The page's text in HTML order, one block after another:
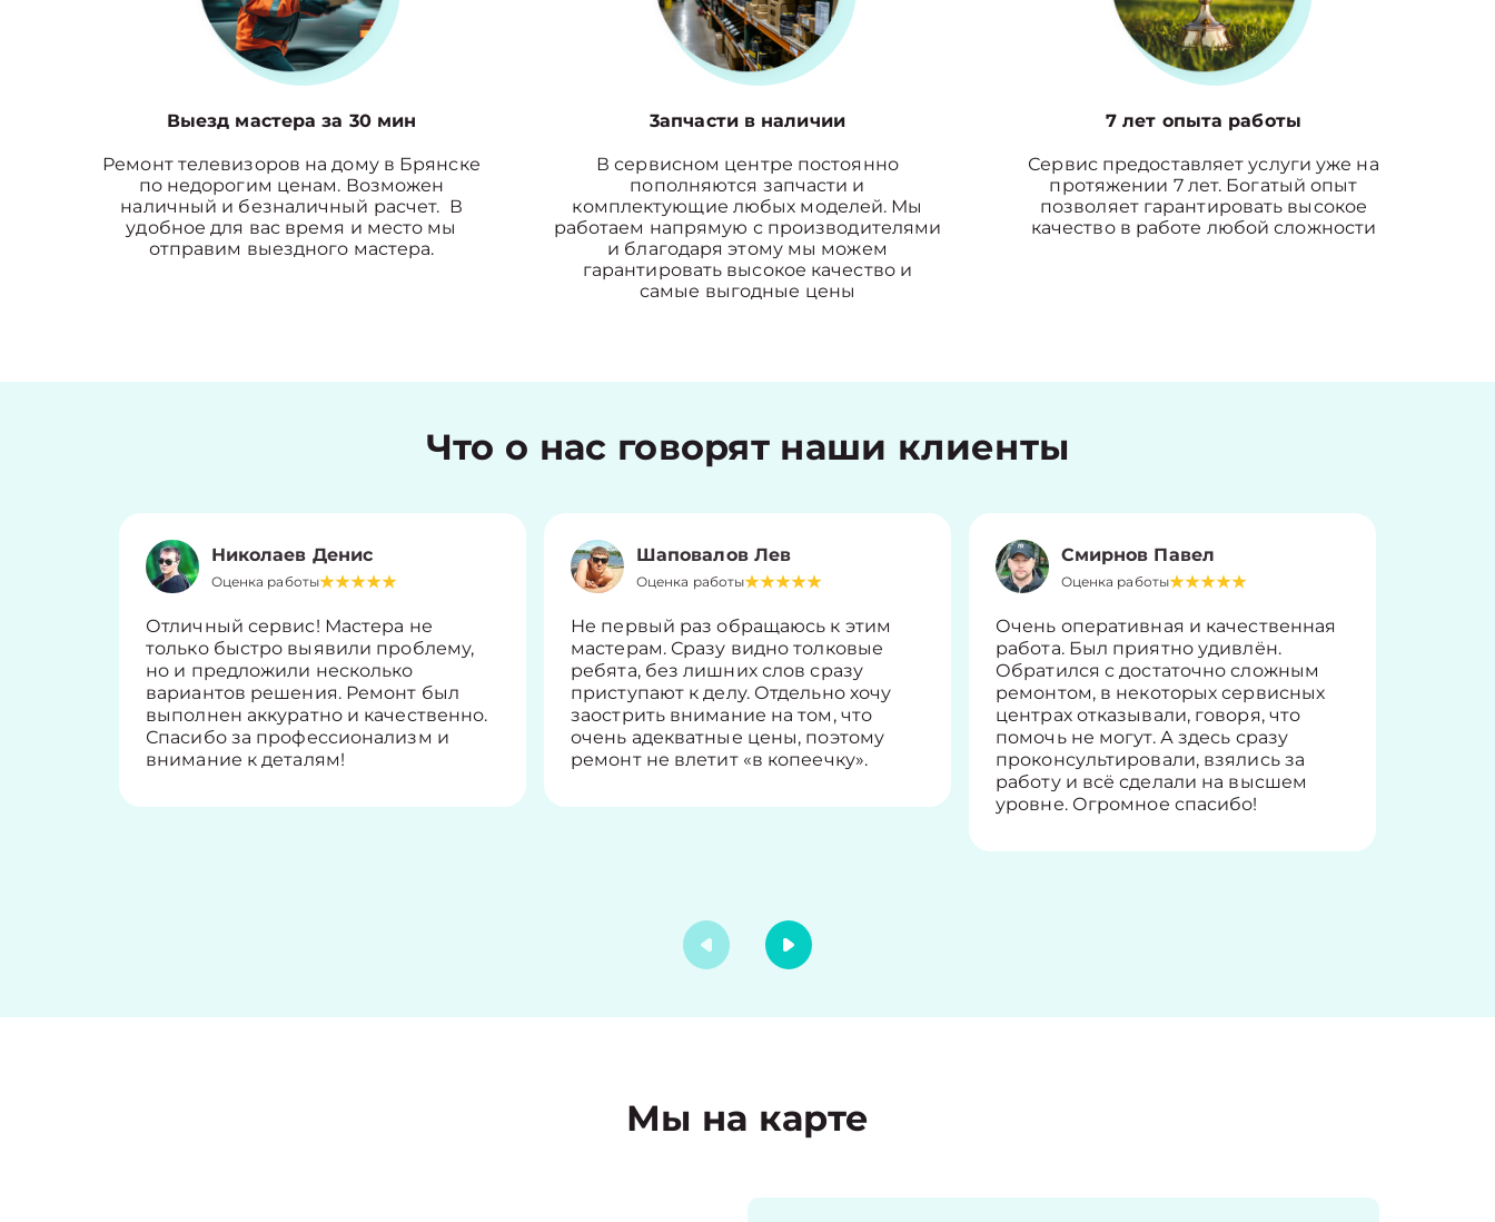
Выезд мастера за 30 мин
Ремонт телевизоров на дому в Брянске
по недорогим ценам. Возможен
наличный и безналичный расчет. В
удобное для вас время и место мы
отправим выездного мастера.
3апчасти в наличии
В сервисном центре постоянно
пополняются запчасти и
комплектующие любых моделей. Мы
работаем напрямую с производителями
и благодаря этому мы можем
гарантировать высокое качество и
самые выгодные цены
7 лет опыта работы
Сервис предоставляет услуги уже на
протяжении 7 лет. Богатый опыт
позволяет гарантировать высокое
качество в работе любой сложности
Что о нас говорят наши клиенты
Николаев Денис
Оценка работы
Отличный сервис! Мастера не
только быстро выявили проблему,
но и предложили несколько
вариантов решения. Ремонт был
выполнен аккуратно и качественно.
Спасибо за профессионализм и
внимание к деталям!
Шаповалов Лев
Оценка работы
Не первый раз обращаюсь к этим
мастерам. Сразу видно толковые
ребята, без лишних слов сразу
приступают к делу. Отдельно хочу
заострить внимание на том, что
очень адекватные цены, поэтому
ремонт не влетит «в копеечку».
Смирнов Павел
Оценка работы
Очень оперативная и качественная
работа. Был приятно удивлён.
Обратился с достаточно сложным
ремонтом, в некоторых сервисных
центрах отказывали, говоря, что
помочь не могут. А здесь сразу
проконсультировали, взялись за
работу и всё сделали на высшем
уровне. Огромное спасибо!
Мы на карте